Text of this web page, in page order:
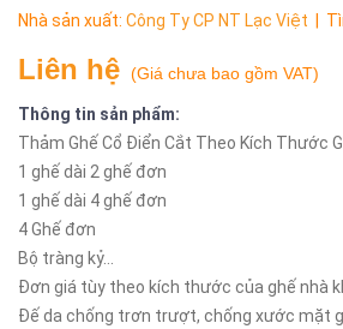
Nhà sản xuất: Công Ty CP NT Lạc Việt |
Liên hệ (Giá chưa bao gồm VAT)
Thông tin sản phẩm:
Thảm Ghế Cổ Điển Cắt Theo Kích Thước
1 ghế dài 2 ghế đơn
1 ghế dài 4 ghế đơn
4 Ghế đơn
Bộ tràng kỷ...
Đơn giá tùy theo kích thước của ghế nhà
Đế da chống trơn trượt, chống xước mặt